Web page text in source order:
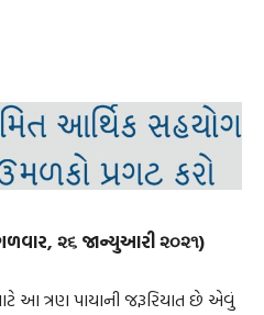
૨૬ જાન્યુઆરી ૨૦૨૧)
આ ત્રણ પાયાની જરૂરિયાત છે એવું